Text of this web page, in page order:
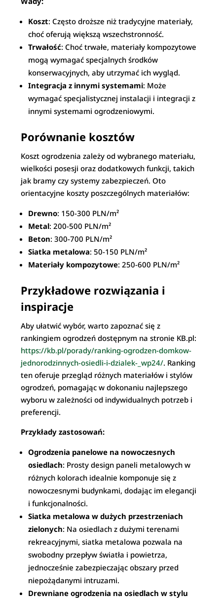
Koszt: Często droższe niż tradycyjne materiały,
choć oferują większą wszechstronność.
Trwałość: Choć trwałe, materiały kompozytowe
mogą wymagać specjalnych środków
konserwacyjnych, aby utrzymać ich wygląd.
Integracja z innymi systemami: Może
wymagać specjalistycznej instalacji i integracji z
innymi systemami ogrodzeniowymi.
Porównanie kosztów
Koszt ogrodzenia zależy od wybranego materiału,
wielkości posesji oraz dodatkowych funkcji, takich
jak bramy czy systemy zabezpieczeń. Oto
orientacyjne koszty poszczególnych materiałów:
Drewno: 150-300 PLN/m²
Metal: 200-500 PLN/m²
Beton: 300-700 PLN/m²
Siatka metalowa: 50-150 PLN/m²
Materiały kompozytowe: 250-600 PLN/m²
Przykładowe rozwiązania i
inspiracje
Aby ułatwić wybór, warto zapoznać się z
rankingiem ogrodzeń dostępnym na stronie KB.pl:
https://kb.pl/porady/ranking-ogrodzen-domkow-
jednorodzinnych-osiedli-i-dzialek-_wp24/. Ranking
ten oferuje przegląd różnych materiałów i stylów
ogrodzeń, pomagając w dokonaniu najlepszego
wyboru w zależności od indywidualnych potrzeb i
preferencji.
Przykłady zastosowań:
Ogrodzenia panelowe na nowoczesnych
osiedlach: Prosty design paneli metalowych w
różnych kolorach idealnie komponuje się z
nowoczesnymi budynkami, dodając im elegancji
i funkcjonalności.
Siatka metalowa w dużych przestrzeniach
zielonych: Na osiedlach z dużymi terenami
rekreacyjnymi, siatka metalowa pozwala na
swobodny przepływ światła i powietrza,
jednocześnie zabezpieczając obszary przed
niepożądanymi intruzami.
Drewniane ogrodzenia na osiedlach w stylu